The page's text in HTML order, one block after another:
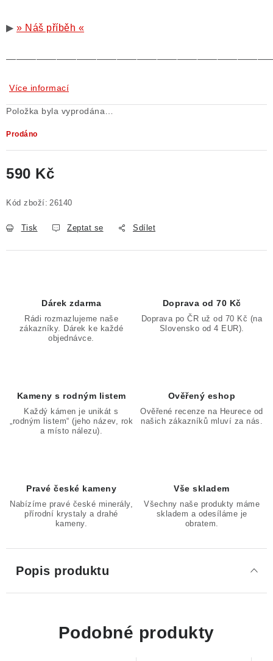
▶ » Náš příběh «
Více informací
Položka byla vyprodána…
Prodáno
590 Kč
Kód zboží: 26140
Tisk Zeptat se Sdílet
Dárek zdarma
Rádi rozmazlujeme naše
zákazníky. Dárek ke každé
objednávce.
Doprava od 70 Kč
Doprava po ČR už od 70 Kč (na
Slovensko od 4 EUR).
Kameny s rodným listem
Každý kámen je unikát s
„rodným listem“ (jeho název, rok
a místo nálezu).
Ověřený eshop
Ověřené recenze na Heurece od
našich zákazníků mluví za nás.
Pravé české kameny
Nabízíme pravé české minerály,
přírodní krystaly a drahé
kameny.
Vše skladem
Všechny naše produkty máme
skladem a odesíláme je
obratem.
Popis produktu
Podobné produkty